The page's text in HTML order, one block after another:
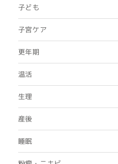
子ども
子宮ケア
更年期
温活
生理
産後
睡眠